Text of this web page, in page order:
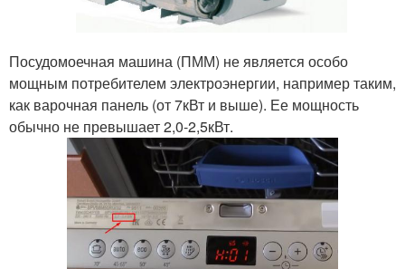
Посудомоечная машина (ПММ) не является особо
мощным потребителем электроэнергии, например таким,
как варочная панель (от 7кВт и выше). Ее мощность
обычно не превышает 2,0-2,5кВт.